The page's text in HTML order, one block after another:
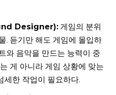
Designer): 게임의 분위
. 듣기만 해도 게임에 몰입하
와 음악을 만드는 능력이 중
게 아니라 게임 상황에 맞는
세한 작업이 필요하다.